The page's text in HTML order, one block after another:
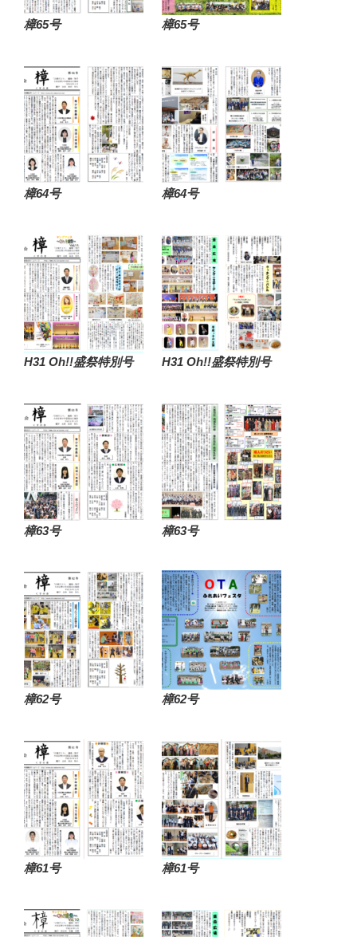
樟65号 樟65号
樟64号 樟64号
H31 Oh!!盛祭特別号 H31 Oh!!盛祭特別号
樟63号 樟63号
樟62号 樟62号
樟61号 樟61号